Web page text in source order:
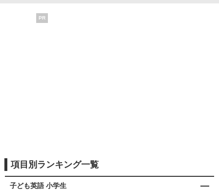
PR
項目別ランキング一覧
子ども英語 小学生